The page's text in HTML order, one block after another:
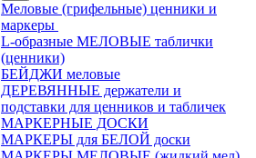
Меловые (грифельные) ценники и
маркеры
L-образные МЕЛОВЫЕ таблички
(ценники)
БЕЙДЖИ меловые
ДЕРЕВЯННЫЕ держатели и
подставки для ценников и табличек
МАРКЕРНЫЕ ДОСКИ
МАРКЕРЫ для БЕЛОЙ доски